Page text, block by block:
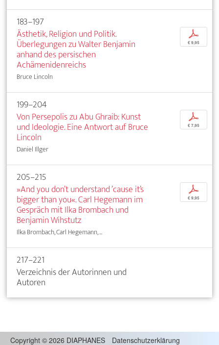
183–197
Ästhetik, Religion und Politik.
Überlegungen zu Walter Benjamin
anhand des persischen
Achämenidenreichs
Bruce Lincoln
p
€ 9,95
199–204
Von Persepolis zu Abu Ghraib: Kunst
und Ideologie. Eine Antwort auf Bruce
Lincoln
Daniel Illger
p
€ 7,95
205–215
»And you don’t understand ’cause it’s
bigger than you«. Carl Hegemann im
Gespräch mit Ilka Brombach und
Benjamin Wihstutz
Ilka Brombach, Carl Hegemann, ...
p
€ 9,95
217–221
Verzeichnis der Autorinnen und
Autoren
Copyright © 2026 DIAPHANES Datenschutzerklärung